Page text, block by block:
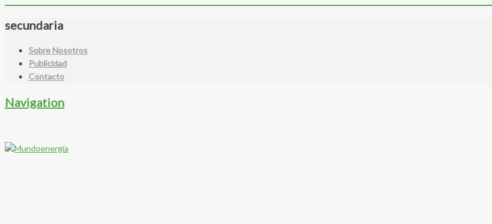
secundaria
Sobre Nosotros
Publicidad
Contacto
Navigation